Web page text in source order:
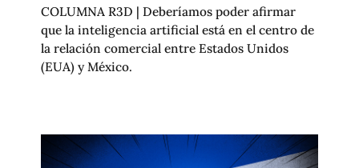
COLUMNA R3D | Deberíamos poder afirmar
que la inteligencia artificial está en el centro de
la relación comercial entre Estados Unidos
(EUA) y México.